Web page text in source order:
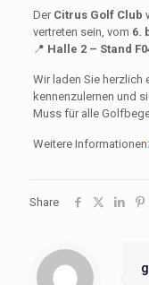
Der Citrus Golf Club
vertreten sein, vom 6.
📍 Halle 2 – Stand
Wir laden Sie herzlich
kennenzulernen und
Muss für alle
Weitere Informationen:
Share